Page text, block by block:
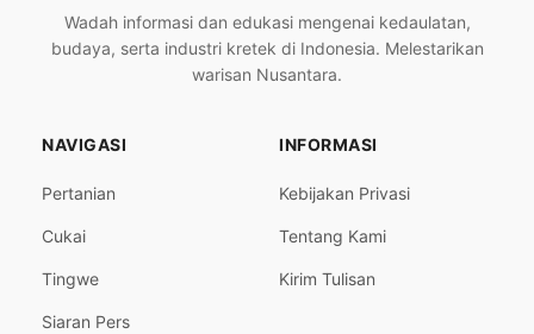
Wadah informasi dan edukasi mengenai kedaulatan,
budaya, serta industri kretek di Indonesia. Melestarikan
warisan Nusantara.
NAVIGASI
Pertanian
Cukai
Tingwe
Siaran Pers
INFORMASI
Kebijakan Privasi
Tentang Kami
Kirim Tulisan